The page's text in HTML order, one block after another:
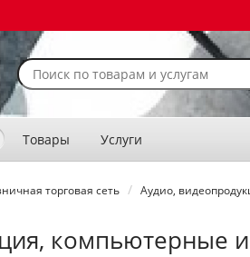
Товары Услуги
торговая сеть Аудио,
компьютерные